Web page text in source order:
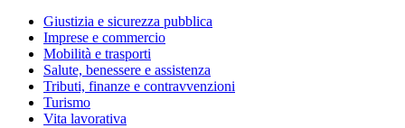
Giustizia e sicurezza pubblica
Imprese e commercio
Mobilità e trasporti
Salute, benessere e assistenza
Tributi, finanze e contravvenzioni
Turismo
Vita lavorativa